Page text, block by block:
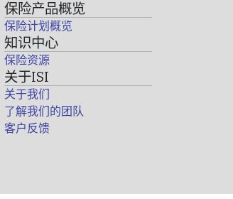
保险产品概览
保险计划概览
知识中心
保险资源
关于ISI
关于我们
了解我们的团队
客户反馈